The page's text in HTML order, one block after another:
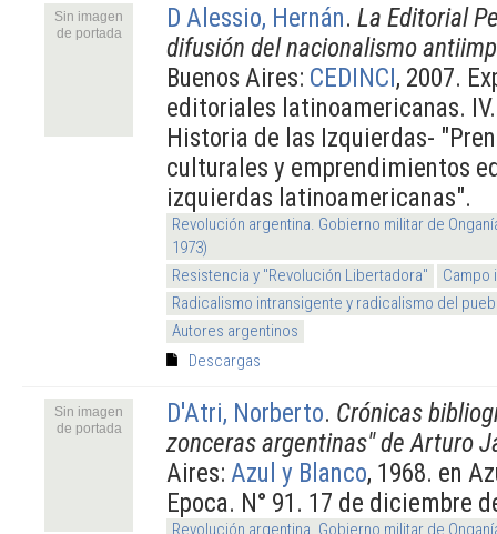
Sin imagen
de portada
D Alessio, Hernán. La Editorial
difusión del nacionalismo
Buenos Aires: CEDINCI, 2007.
editoriales latinoamericanas.
Historia de las Izquierdas-
culturales y emprendimientos
izquierdas latinoamericanas".
Revolución argentina. Gobierno militar de
1973)
Resistencia y "Revolución Libertadora"
Campo
Radicalismo intransigente y radicalismo del
Autores argentinos
Descargas
Sin imagen
de portada
D'Atri, Norberto. Crónicas
zonceras argentinas" de Arturo
Aires: Azul y Blanco, 1968. en
Epoca. N° 91. 17 de diciembre
Revolución argentina. Gobierno militar de